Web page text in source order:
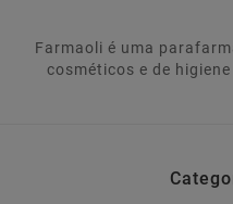
Farmaoli é uma
cosméticos e de